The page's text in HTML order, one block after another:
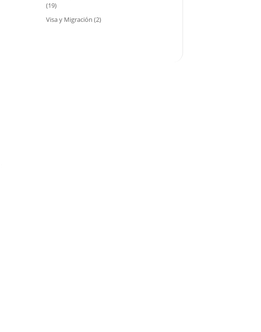
(19)
Visa y Migración (2)